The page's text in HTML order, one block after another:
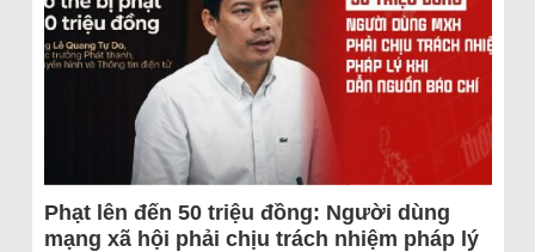
Phạt lên đến 50 triệu đồng: Người dùng
mạng xã hội phải chịu trách nhiệm pháp lý